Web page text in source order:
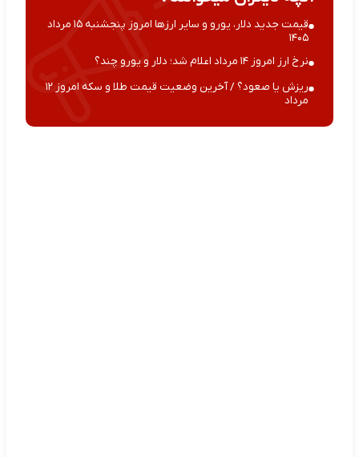
قیمت جدید دلار، یورو و سایر ارزها امروز پنجشنبه ۱۵ مرداد
۱۴۰۵
نرخ ارز امروز ۱۴ مرداد اعلام شد؛ دلار و یورو چند؟
ریزش یا صعود؟ / آخرین وضعیت قیمت طلا و سکه امروز ۱۲
مرداد